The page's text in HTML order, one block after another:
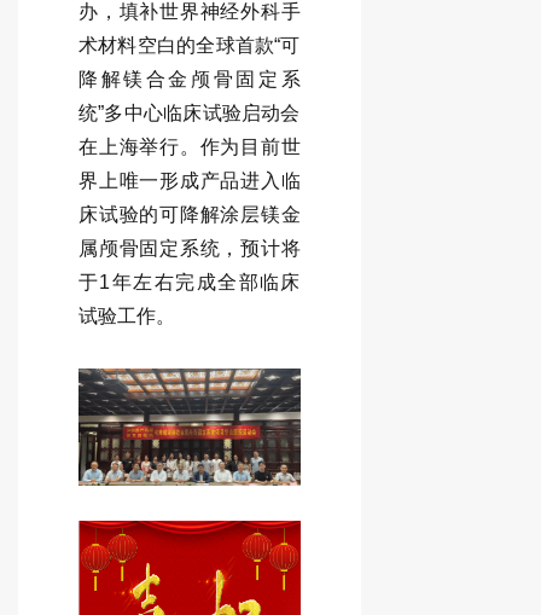
办，填补世界神经外科手
术材料空白的全球首款“可
降解镁合金颅骨固定系
统”多中心临床试验启动会
在上海举行。作为目前世
界上唯一形成产品进入临
床试验的可降解涂层镁金
属颅骨固定系统，预计将
于1年左右完成全部临床
试验工作。